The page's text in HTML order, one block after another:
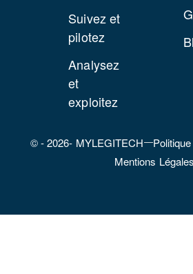
Suivez et
pilotez
Analysez
et
exploitez
© - 2026- MYLEGITECH
Mentions Légales